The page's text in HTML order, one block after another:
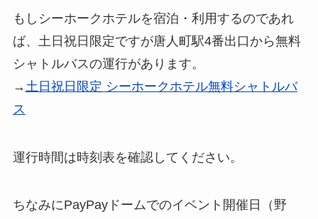
もしシーホークホテルを宿泊・利用するのであれ
ば、土日祝日限定ですが唐人町駅4番出口から無料
シャトルバスの運行があります。
→ 土日祝日限定 シーホークホテル無料シャトルバ
ス
運行時間は時刻表を確認してください。
ちなみにPayPayドームでのイベント開催日（野